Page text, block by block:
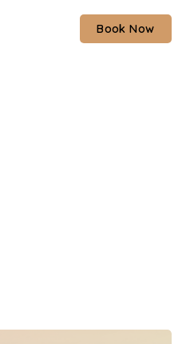
Book Now